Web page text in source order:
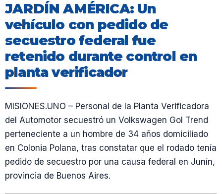
JARDÍN AMÉRICA: Un
vehículo con pedido de
secuestro federal fue
retenido durante control en
planta verificador
MISIONES.UNO – Personal de la Planta Verificadora
del Automotor secuestró un Volkswagen Gol Trend
perteneciente a un hombre de 34 años domiciliado
en Colonia Polana, tras constatar que el rodado tenía
pedido de secuestro por una causa federal en Junín,
provincia de Buenos Aires.